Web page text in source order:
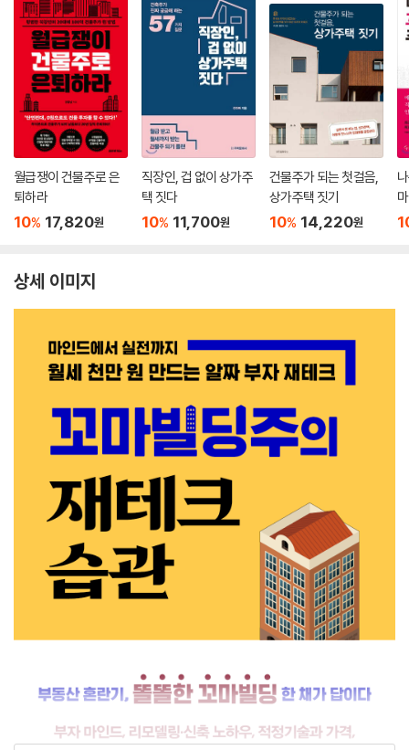
월급쟁이 건물주로 은
퇴하라
10% 17,820원
직장인, 겁 없이 상가주
택 짓다
10% 11,700원
건물주가 되는 첫걸음,
상가주택 짓기
10% 14,220원
상세 이미지